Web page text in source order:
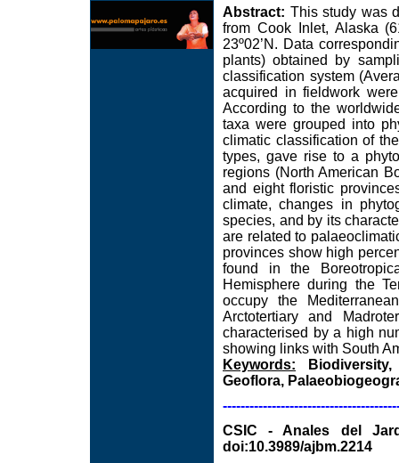
Abstract: This study was
from Cook Inlet, Alaska
23º02’N. Data
plants) obtained by
classification system
acquired in fieldwork
According to the
taxa were grouped into
climatic classification of
types, gave rise to a
regions (North American
and eight floristic
climate, changes in
species, and by its
are related to
provinces show high
found in the
Hemisphere during the
occupy the
Arctotertiary and
characterised by a high
showing links with South
Keywords:
Geoflora,
CSIC - Anales del
doi:10.3989/ajbm.2214